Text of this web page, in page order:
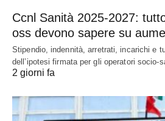
Ccnl Sanità 2025-2027:
oss devono sapere su
Stipendio, indennità, arretrati, incarichi e
dell’ipotesi firmata per gli operatori socio-
2 giorni fa